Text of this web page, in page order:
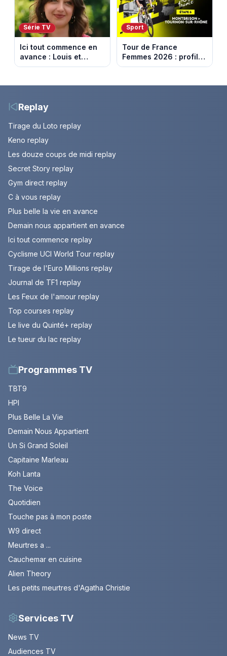
Série TV
Ici tout commence en
avance : Louis et
Jasmine enfin en
août 2026 (spoiler)
Sport
Tour de France
Femmes 2026 : profil
et horaires de la 6e
Montbrison et
Replay
Tirage du Loto replay
Keno replay
Les douze coups de midi replay
Secret Story replay
Gym direct replay
C à vous replay
Plus belle la vie en avance
Demain nous appartient en avance
Ici tout commence replay
Cyclisme UCI World Tour replay
Tirage de l'Euro Millions replay
Journal de TF1 replay
Les Feux de l'amour replay
Top courses replay
Le live du Quinté+ replay
Le tueur du lac replay
Programmes TV
TBT9
HPI
Plus Belle La Vie
Demain Nous Appartient
Un Si Grand Soleil
Capitaine Marleau
Koh Lanta
The Voice
Quotidien
Touche pas à mon poste
W9 direct
Meurtres a ...
Cauchemar en cuisine
Alien Theory
Les petits meurtres d'Agatha Christie
Services TV
News TV
Audiences TV